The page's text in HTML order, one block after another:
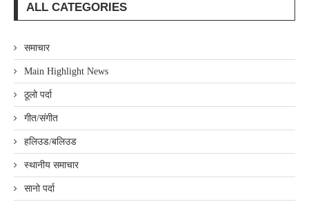
ALL CATEGORIES
समाचार
Main Highlight News
ठूलो पर्दा
गीत/संगीत
हलिउड/बलिउड
स्थानीय समाचार
सानो पर्दा